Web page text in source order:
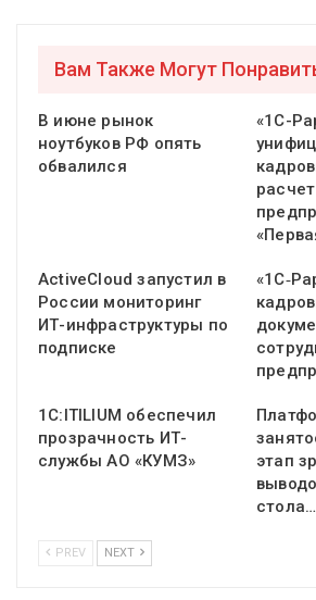
Вам Также Могут
В июне рынок
ноутбуков РФ опять
обвалился
«1С-
ActiveCloud запустил в
России мониторинг
ИТ-инфраструктуры по
подписке
1С:ITILIUM обеспечил
прозрачность ИТ-
службы АО «КУМЗ»
этап
стола…
PREV NEXT